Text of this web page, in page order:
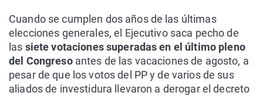
Cuando se cumplen dos años de las últimas
elecciones generales, el Ejecutivo saca pecho de
las siete votaciones superadas en el último pleno
del Congreso antes de las vacaciones de agosto, a
pesar de que los votos del PP y de varios de sus
aliados de investidura llevaron a derogar el decreto